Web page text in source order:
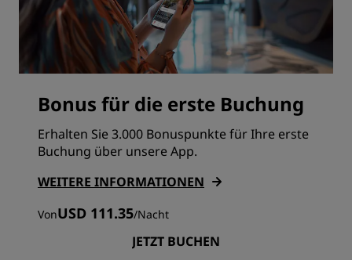
Bonus für die erste Buchung
Erhalten Sie 3.000 Bonuspunkte für Ihre erste
Buchung über unsere App.
WEITERE INFORMATIONEN
VonUSD 111.35/Nacht
JETZT BUCHEN